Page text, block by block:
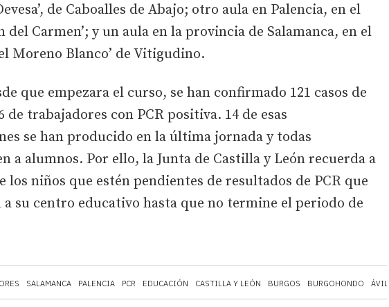
SALAMANCA PALENCIA PCR EDUCACIÓN CASTILLA Y LEÓN BURGOS BURGOHONDO ÁVILA
de Caboalles de Abajo; otro aula en Palencia, en el
del Carmen’; y un aula en la provincia de Salamanca, en el
Moreno Blanco’ de Vitigudino.
que empezara el curso, se han confirmado 121 casos de
de trabajadores con PCR positiva. 14 de esas
se han producido en la última jornada y todas
a alumnos. Por ello, la Junta de Castilla y León recuerda a
los niños que estén pendientes de resultados de PCR que
a su centro educativo hasta que no termine el periodo de